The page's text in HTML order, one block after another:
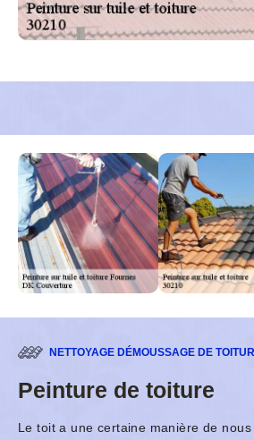
NETTOYAGE DÉMOUSSAGE DE
Peinture de toiture
Le toit a une certaine manière de nous